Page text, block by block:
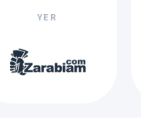
YER